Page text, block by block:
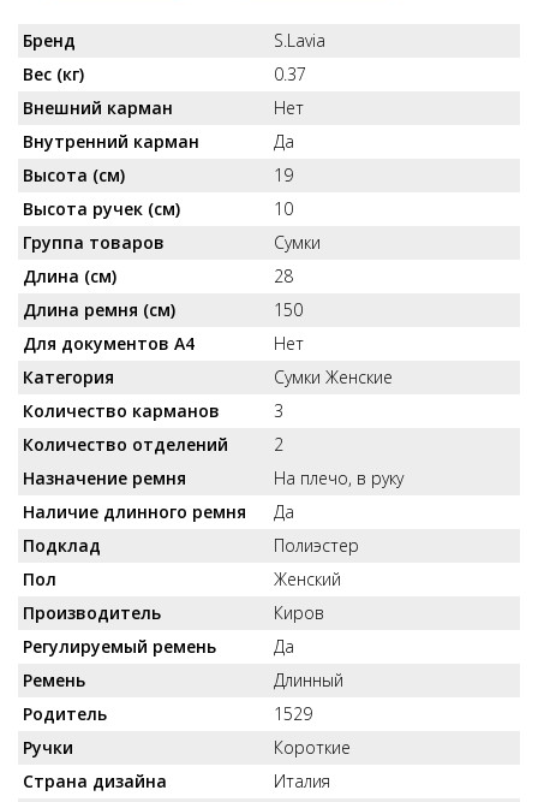
Бренд
S.Lavia
Вес (кг)
0.37
Внешний карман
Нет
Внутренний карман
Да
Высота (см)
19
Высота ручек (см)
10
Группа товаров
Сумки
Длина (см)
28
Длина ремня (см)
150
Для документов А4
Нет
Категория
Сумки Женские
Количество карманов
3
Количество отделений
2
Назначение ремня
На плечо, в руку
Наличие длинного ремня
Да
Подклад
Полиэстер
Пол
Женский
Производитель
Киров
Регулируемый ремень
Да
Ремень
Длинный
Родитель
1529
Ручки
Короткие
Страна дизайна
Италия